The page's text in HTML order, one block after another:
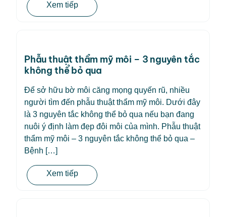
Xem tiếp
Phẫu thuật thẩm mỹ môi – 3 nguyên tắc
không thể bỏ qua
Để sở hữu bờ môi căng mọng quyến rũ, nhiều
người tìm đến phẫu thuật thẩm mỹ môi. Dưới đây
là 3 nguyên tắc không thể bỏ qua nếu bạn đang
nuôi ý định làm đẹp đôi môi của mình. Phẫu thuật
thẩm mỹ môi – 3 nguyên tắc không thể bỏ qua –
Bệnh […]
Xem tiếp